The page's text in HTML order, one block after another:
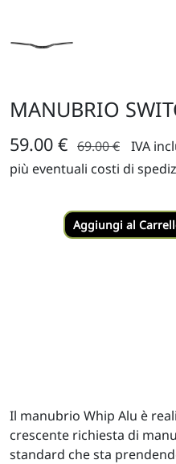
MANUBRIO
59.00 € 69.00 €
IVA
più eventuali costi di
Aggiungi al
Il manubrio Whip Alu è
crescente richiesta di
standard che sta